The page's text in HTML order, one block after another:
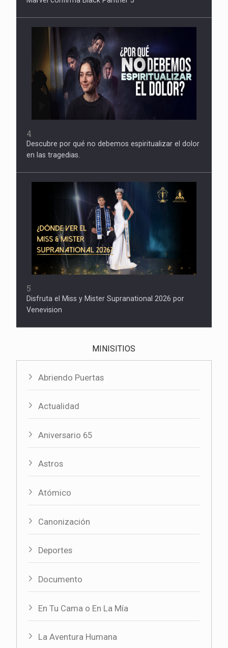
4
Descubre por qué no debemos espiritualizar el dolor
en las tragedias.
5
Disfruta el Miss y Mister Supranational 2026 por
Venevision
MINISITIOS
Abriendo Puertas
Actualidad
Aniversario 65
Astros
Atómico
Canonización
Deportes
Documento
En Tu Cama o En La Mía
La Aventura Humana